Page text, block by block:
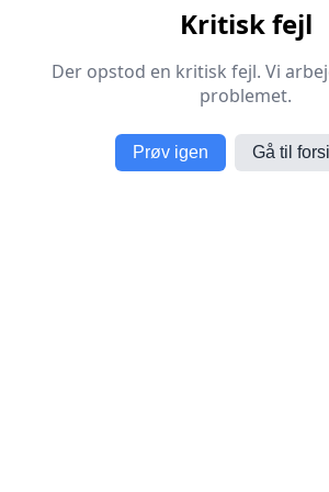
Kritisk fejl
Der opstod en kritisk fejl. Vi
problemet.
Prøv igen Gå til